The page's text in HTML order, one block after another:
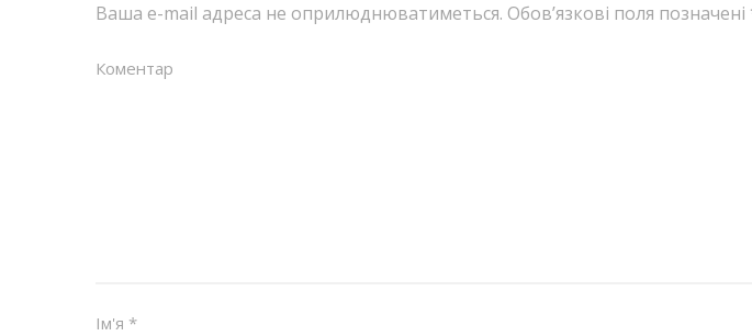
Ваша e-mail адреса не оприлюднюватиметься. Обов’язкові поля позначені
Коментар
Ім'я *